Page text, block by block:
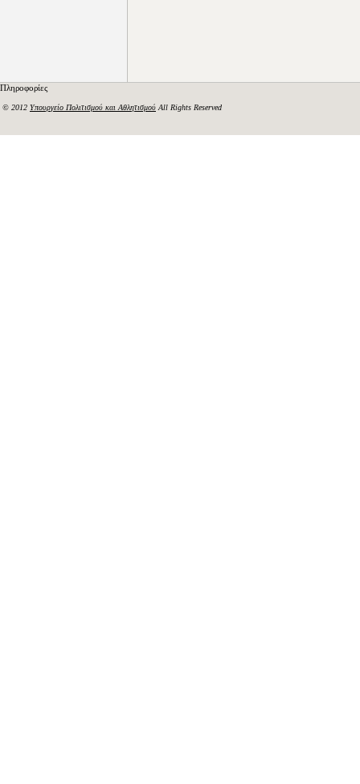
Πληροφορίες
© 2012 Υπουργείο Πολιτισμού και Αθλητισμού All Rights Reserved